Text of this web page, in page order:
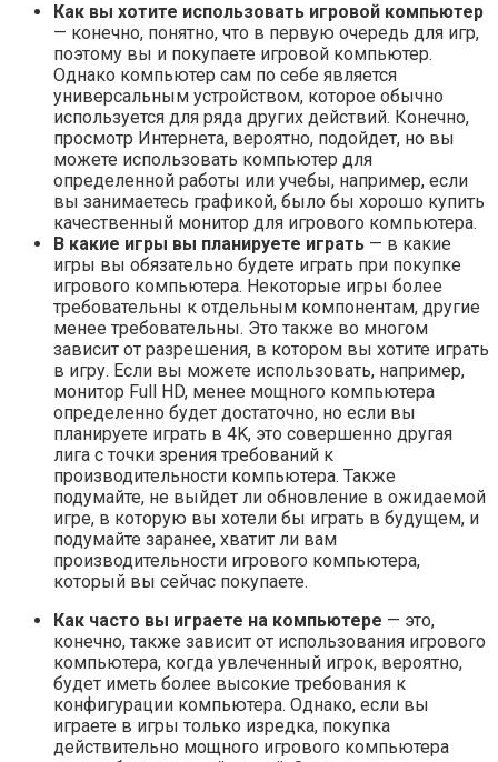
Как вы хотите использовать игровой компьютер
— конечно, понятно, что в первую очередь для игр,
поэтому вы и покупаете игровой компьютер.
Однако компьютер сам по себе является
универсальным устройством, которое обычно
используется для ряда других действий. Конечно,
просмотр Интернета, вероятно, подойдет, но вы
можете использовать компьютер для
определенной работы или учебы, например, если
вы занимаетесь графикой, было бы хорошо купить
качественный монитор для игрового компьютера.
В какие игры вы планируете играть — в какие
игры вы обязательно будете играть при покупке
игрового компьютера. Некоторые игры более
требовательны к отдельным компонентам, другие
менее требовательны. Это также во многом
зависит от разрешения, в котором вы хотите играть
в игру. Если вы можете использовать, например,
монитор Full HD, менее мощного компьютера
определенно будет достаточно, но если вы
планируете играть в 4K, это совершенно другая
лига с точки зрения требований к
производительности компьютера. Также
подумайте, не выйдет ли обновление в ожидаемой
игре, в которую вы хотели бы играть в будущем, и
подумайте заранее, хватит ли вам
производительности игрового компьютера,
который вы сейчас покупаете.
Как часто вы играете на компьютере — это,
конечно, также зависит от использования игрового
компьютера, когда увлеченный игрок, вероятно,
будет иметь более высокие требования к
конфигурации компьютера. Однако, если вы
играете в игры только изредка, покупка
действительно мощного игрового компьютера